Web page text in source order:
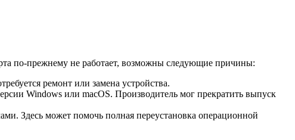
по-прежнему не работает, возможны следующие причины:
ремонт или замена устройства.
Windows или macOS. Производитель мог прекратить выпуск
Здесь может помочь полная переустановка операционной